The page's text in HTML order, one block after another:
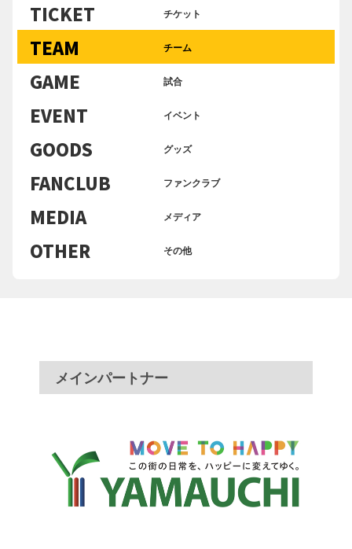
TICKET チケット
TEAM チーム
GAME 試合
EVENT イベント
GOODS グッズ
FANCLUB ファンクラブ
MEDIA メディア
OTHER その他
メインパートナー